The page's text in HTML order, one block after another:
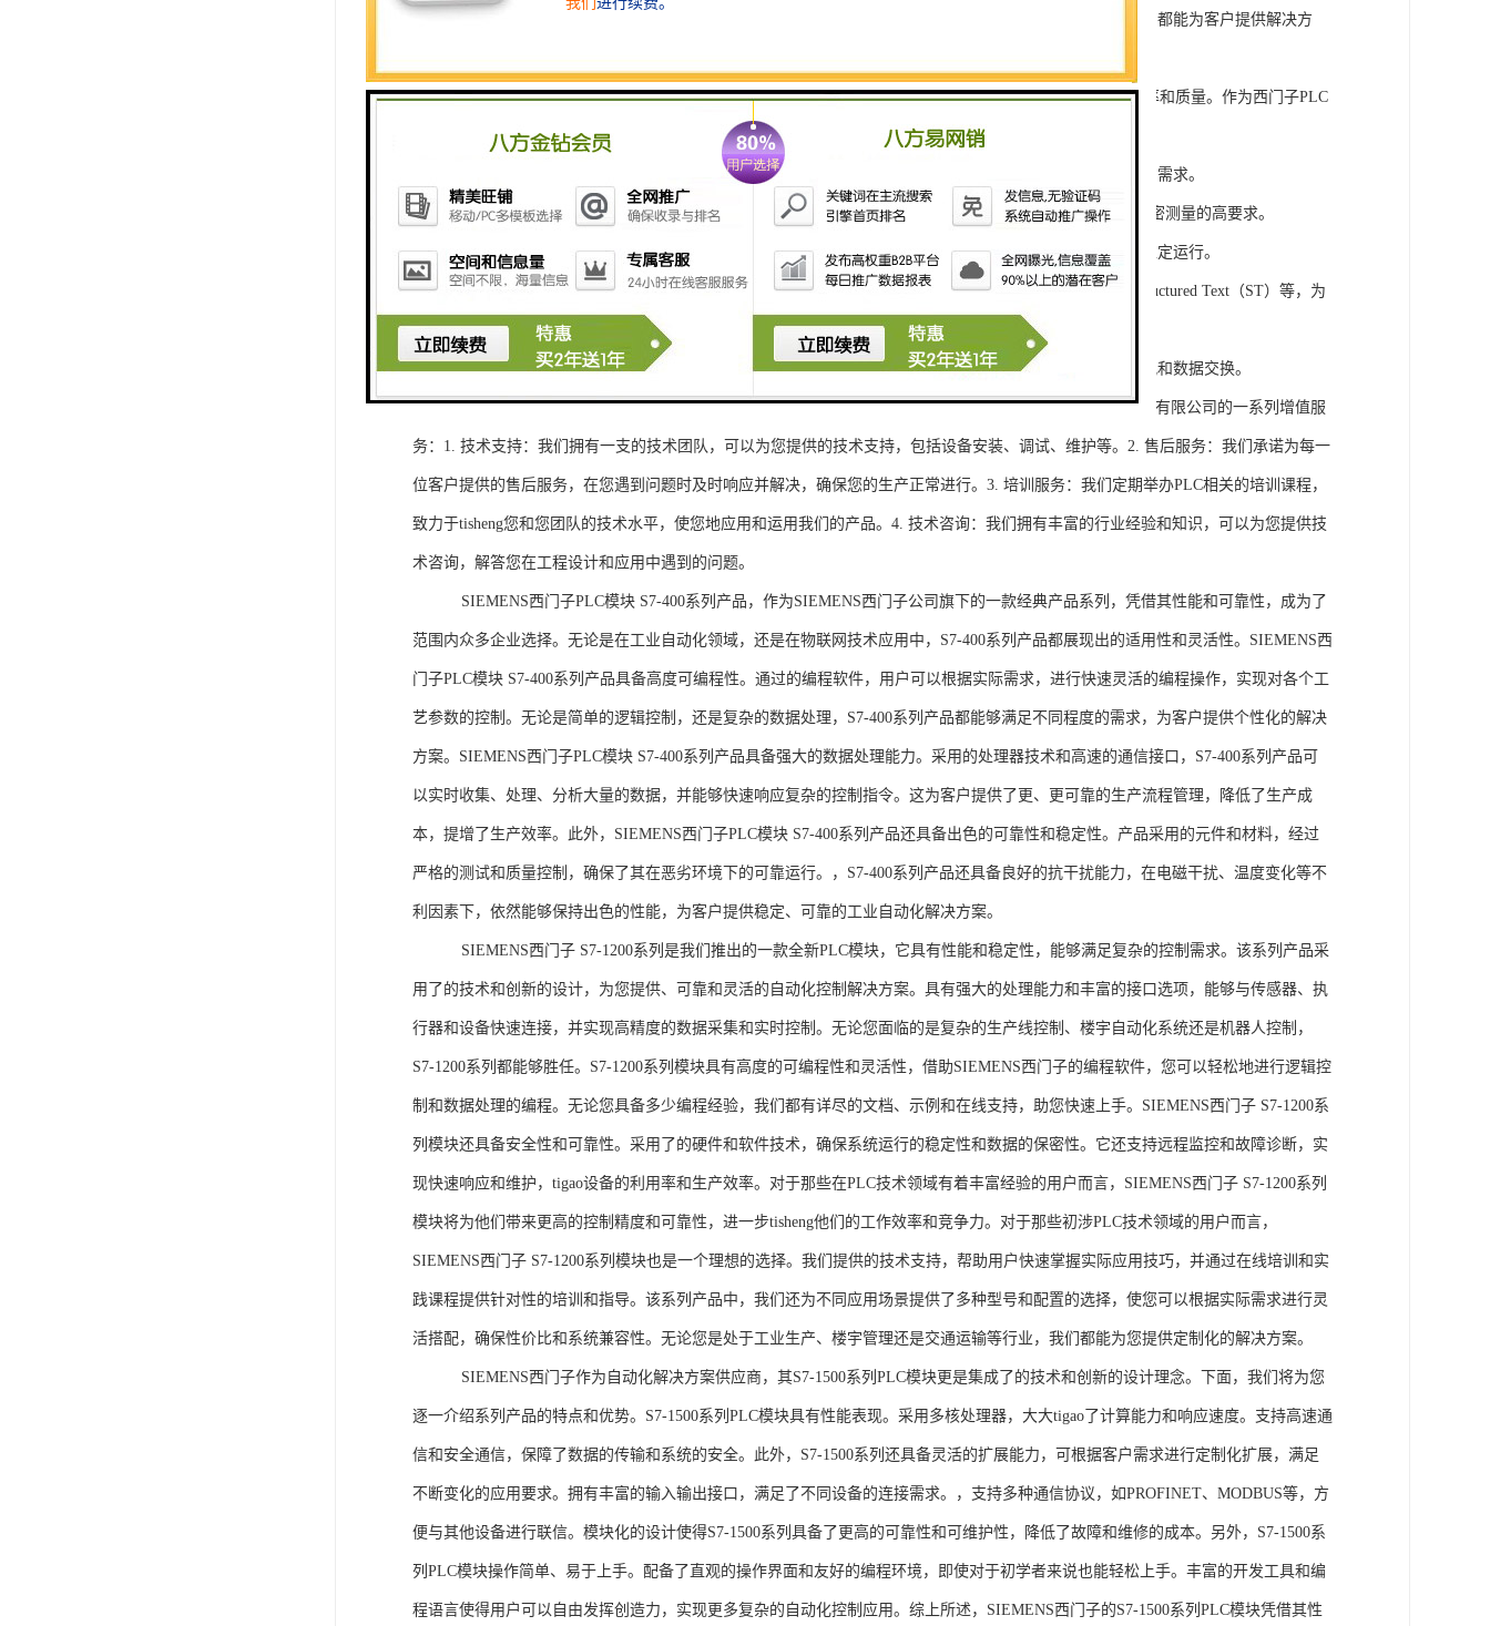
在智能科技、自动化科技和机电领域内有着到的见解。无论是提供技术咨询，还是进行技术开发和转让，我们都能为客户提供解决方
SIEMENS西门子PLC模块S7-300系列产品是一系列高可靠性、高性能的工控设备，旨在tisheng生产效率和质量。作为西门子PLC
系列中的重要组成部分，S7-300系列产品具有以下突出特点：
1. 灵活性和可扩展性：S7-300系列产品设计特，可根据客户需求灵活配置输入输出模块，满足不同规模工程的需求。
2. 高速、高精度的模拟量输入输出：S7-300系列产品支持多达8个模拟量输入输出通道，可满足对于控制和精密测量的高要求。
3. 高可靠性和稳定性：S7-300系列产品采用的硬件和软件技术，具有高度可靠性和稳定性，保证系统的长期稳定运行。
4. 灵活可编程：S7-300系列产品采用TIA Portal开发环境，支持多种编程语言，如Ladder Diagram（LD）、Structured Text（ST）等，为
工程师提供了更多编程选择。
5. 可靠的通讯接口：S7-300系列产品配备丰富的通讯接口，可与其他工控设备无缝集成，实现设备之间的通讯和数据交换。
购买SIEMENS西门子PLC模块S7-300系列产品，不仅获得了可靠的工控设备，还将获得浔之漫智控技术(上海)有限公司的一系列增值服
务：1. 技术支持：我们拥有一支的技术团队，可以为您提供的技术支持，包括设备安装、调试、维护等。2. 售后服务：我们承诺为每一
位客户提供的售后服务，在您遇到问题时及时响应并解决，确保您的生产正常进行。3. 培训服务：我们定期举办PLC相关的培训课程，
致力于tisheng您和您团队的技术水平，使您地应用和运用我们的产品。4. 技术咨询：我们拥有丰富的行业经验和知识，可以为您提供技
术咨询，解答您在工程设计和应用中遇到的问题。
SIEMENS西门子PLC模块 S7-400系列产品，作为SIEMENS西门子公司旗下的一款经典产品系列，凭借其性能和可靠性，成为了
范围内众多企业选择。无论是在工业自动化领域，还是在物联网技术应用中，S7-400系列产品都展现出的适用性和灵活性。SIEMENS西
门子PLC模块 S7-400系列产品具备高度可编程性。通过的编程软件，用户可以根据实际需求，进行快速灵活的编程操作，实现对各个工
艺参数的控制。无论是简单的逻辑控制，还是复杂的数据处理，S7-400系列产品都能够满足不同程度的需求，为客户提供个性化的解决
方案。SIEMENS西门子PLC模块 S7-400系列产品具备强大的数据处理能力。采用的处理器技术和高速的通信接口，S7-400系列产品可
以实时收集、处理、分析大量的数据，并能够快速响应复杂的控制指令。这为客户提供了更、更可靠的生产流程管理，降低了生产成
本，提增了生产效率。此外，SIEMENS西门子PLC模块 S7-400系列产品还具备出色的可靠性和稳定性。产品采用的元件和材料，经过
严格的测试和质量控制，确保了其在恶劣环境下的可靠运行。，S7-400系列产品还具备良好的抗干扰能力，在电磁干扰、温度变化等不
利因素下，依然能够保持出色的性能，为客户提供稳定、可靠的工业自动化解决方案。
SIEMENS西门子 S7-1200系列是我们推出的一款全新PLC模块，它具有性能和稳定性，能够满足复杂的控制需求。该系列产品采
用了的技术和创新的设计，为您提供、可靠和灵活的自动化控制解决方案。具有强大的处理能力和丰富的接口选项，能够与传感器、执
行器和设备快速连接，并实现高精度的数据采集和实时控制。无论您面临的是复杂的生产线控制、楼宇自动化系统还是机器人控制，
S7-1200系列都能够胜任。S7-1200系列模块具有高度的可编程性和灵活性，借助SIEMENS西门子的编程软件，您可以轻松地进行逻辑控
制和数据处理的编程。无论您具备多少编程经验，我们都有详尽的文档、示例和在线支持，助您快速上手。SIEMENS西门子 S7-1200系
列模块还具备安全性和可靠性。采用了的硬件和软件技术，确保系统运行的稳定性和数据的保密性。它还支持远程监控和故障诊断，实
现快速响应和维护，tigao设备的利用率和生产效率。对于那些在PLC技术领域有着丰富经验的用户而言，SIEMENS西门子 S7-1200系列
模块将为他们带来更高的控制精度和可靠性，进一步tisheng他们的工作效率和竞争力。对于那些初涉PLC技术领域的用户而言，
SIEMENS西门子 S7-1200系列模块也是一个理想的选择。我们提供的技术支持，帮助用户快速掌握实际应用技巧，并通过在线培训和实
践课程提供针对性的培训和指导。该系列产品中，我们还为不同应用场景提供了多种型号和配置的选择，使您可以根据实际需求进行灵
活搭配，确保性价比和系统兼容性。无论您是处于工业生产、楼宇管理还是交通运输等行业，我们都能为您提供定制化的解决方案。
SIEMENS西门子作为自动化解决方案供应商，其S7-1500系列PLC模块更是集成了的技术和创新的设计理念。下面，我们将为您
逐一介绍系列产品的特点和优势。S7-1500系列PLC模块具有性能表现。采用多核处理器，大大tigao了计算能力和响应速度。支持高速通
信和安全通信，保障了数据的传输和系统的安全。此外，S7-1500系列还具备灵活的扩展能力，可根据客户需求进行定制化扩展，满足
不断变化的应用要求。拥有丰富的输入输出接口，满足了不同设备的连接需求。，支持多种通信协议，如PROFINET、MODBUS等，方
便与其他设备进行联信。模块化的设计使得S7-1500系列具备了更高的可靠性和可维护性，降低了故障和维修的成本。另外，S7-1500系
列PLC模块操作简单、易于上手。配备了直观的操作界面和友好的编程环境，即使对于初学者来说也能轻松上手。丰富的开发工具和编
程语言使得用户可以自由发挥创造力，实现更多复杂的自动化控制应用。综上所述，SIEMENS西门子的S7-1500系列PLC模块凭借其性